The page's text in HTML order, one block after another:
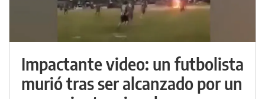
Impactante video: un futbolista
murió tras ser alcanzado por un